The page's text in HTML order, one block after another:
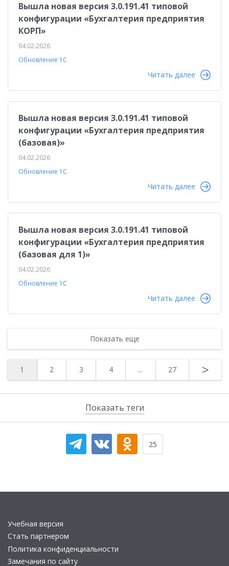
Показать теги
Вышла новая версия 3.0.191.41 типовой
конфигурации «Бухгалтерия предприятия
КОРП»
04.02.2026
Обновление 1С
Читать далее
Вышла новая версия 3.0.191.41 типовой
конфигурации «Бухгалтерия предприятия
(базовая)»
04.02.2026
Обновление 1С
Читать далее
Вышла новая версия 3.0.191.41 типовой
конфигурации «Бухгалтерия предприятия
(базовая для 1)»
04.02.2026
Обновление 1С
Читать далее
Показать еще
1 2 3 4 ... 27 >
25
Учебная версия
Стать партнером
Политика конфиденциальности
Замечания по сайту